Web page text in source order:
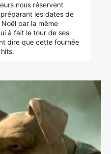
nous réservent
les dates de
par la même
à fait le tour de ses
dire que cette fournée